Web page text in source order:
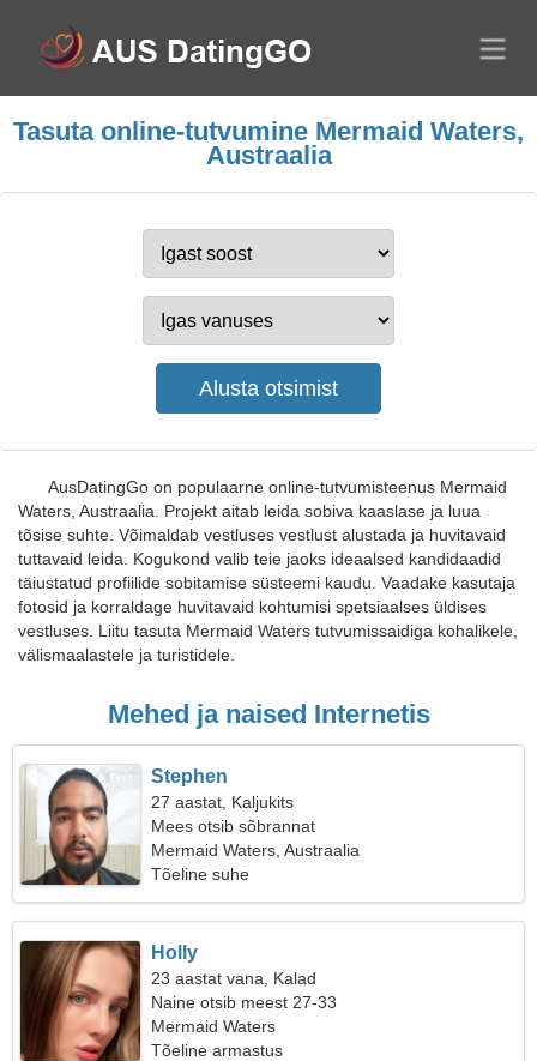
Tasuta online-tutvumine Mermaid Waters,
Austraalia
AusDatingGo on populaarne online-tutvumisteenus Mermaid
Waters, Austraalia. Projekt aitab leida sobiva kaaslase ja luua
tõsise suhte. Võimaldab vestluses vestlust alustada ja huvitavaid
tuttavaid leida. Kogukond valib teie jaoks ideaalsed kandidaadid
täiustatud profiilide sobitamise süsteemi kaudu. Vaadake kasutaja
fotosid ja korraldage huvitavaid kohtumisi spetsiaalses üldises
vestluses. Liitu tasuta Mermaid Waters tutvumissaidiga kohalikele,
välismaalastele ja turistidele.
Mehed ja naised Internetis
Stephen
27 aastat, Kaljukits
Mees otsib sõbrannat
Mermaid Waters, Austraalia
Tõeline suhe
Holly
23 aastat vana, Kalad
Naine otsib meest 27-33
Mermaid Waters
Tõeline armastus